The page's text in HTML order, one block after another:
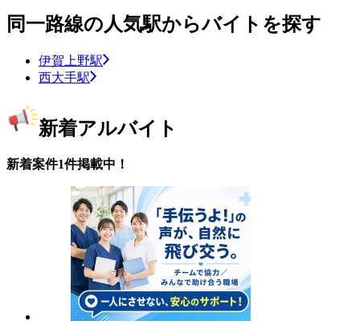
同一路線の人気駅からバイトを探す
伊賀上野駅
西大手駅
新着アルバイト
新着案件1件掲載中！